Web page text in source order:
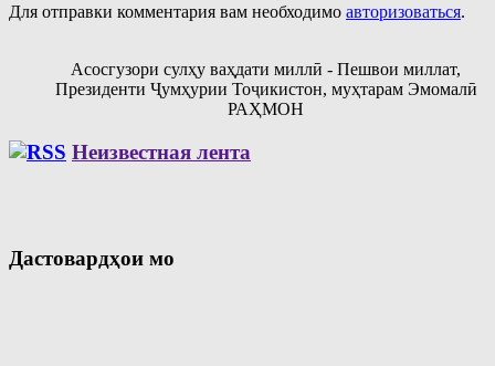
Для отправки комментария вам необходимо авторизоваться.
Асосгузори сулҳу ваҳдати миллӣ - Пешвои миллат,
Президенти Ҷумҳурии Тоҷикистон, муҳтарам Эмомалӣ
РАҲМОН
Неизвестная лента
Дастовардҳои мо